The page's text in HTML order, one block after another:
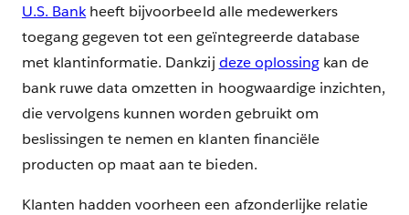
U.S. Bankheeft bijvoorbeeld alle medewerkers
toegang gegeven tot een geïntegreerde database
met klantinformatie. Dankzij deze oplossingkan de
bank ruwe data omzetten in hoogwaardige inzichten,
die vervolgens kunnen worden gebruikt om
beslissingen te nemen en klanten financiële
producten op maat aan te bieden.
Klanten hadden voorheen een afzonderlijke relatie